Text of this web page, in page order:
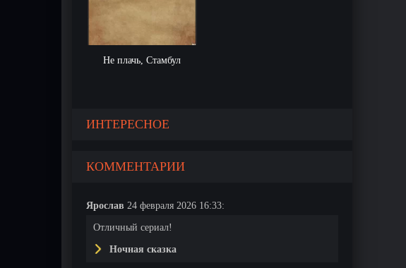
Не плачь, Стамбул
ИНТЕРЕСНОЕ
КОММЕНТАРИИ
Ярослав 24 февраля 2026 16:33:
Отличный сериал!
Ночная сказка